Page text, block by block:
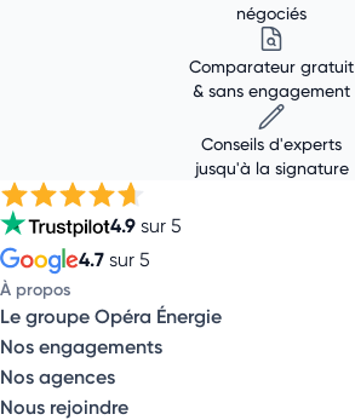
négociés
Comparateur gratuit
& sans engagement
Conseils d'experts
jusqu'à la signature
4.9 sur 5
4.7 sur 5
À propos
Le groupe Opéra Énergie
Nos engagements
Nos agences
Nous rejoindre